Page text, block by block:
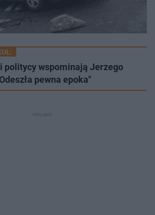
politycy wspominają Jerzego
pewna epoka"